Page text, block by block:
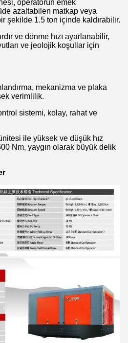
operatörün emek
azaltabilen matkap veya
şekilde 1.5 ton içinde kaldırabilir.
ve dönme hızı ayarlanabilir,
ve jeolojik koşullar için
mekanizma ve plaka
verimlilik.
sistemi, kolay, rahat ve
ile yüksek ve düşük hız
Nm, yaygın olarak büyük delik